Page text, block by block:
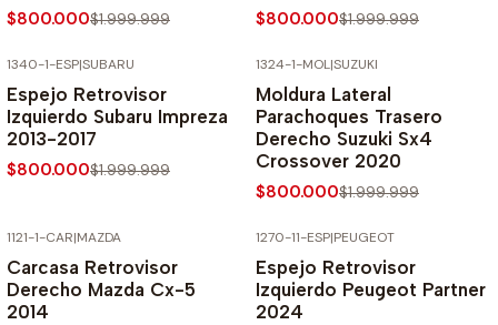
$800.000$1.999.999
$800.000$1.999.999
1340-1-ESP|SUBARU
Espejo Retrovisor
Izquierdo Subaru Impreza
2013-2017
$800.000$1.999.999
1324-1-MOL|SUZUKI
Moldura Lateral
Parachoques Trasero
Derecho Suzuki Sx4
Crossover 2020
$800.000$1.999.999
1121-1-CAR|MAZDA
Carcasa Retrovisor
Derecho Mazda Cx-5
2014
1270-11-ESP|PEUGEOT
Espejo Retrovisor
Izquierdo Peugeot Partner
2024